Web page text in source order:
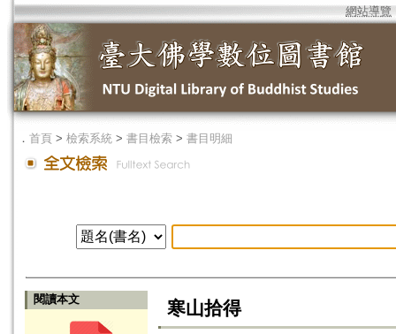
網站導覽
． 首頁 > 檢索系統 > 書目檢索 > 書目明細
閱讀本文 寒山拾得